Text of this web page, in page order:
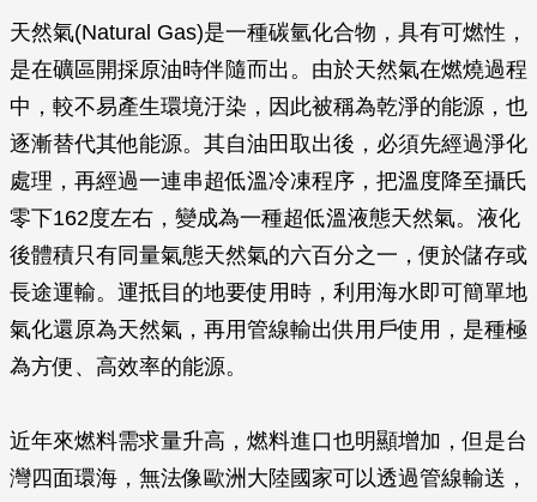
天然氣(Natural Gas)是一種碳氫化合物，具有可燃性，
是在礦區開採原油時伴隨而出。由於天然氣在燃燒過程
中，較不易產生環境汙染，因此被稱為乾淨的能源，也
逐漸替代其他能源。其自油田取出後，必須先經過淨化
處理，再經過一連串超低溫冷凍程序，把溫度降至攝氏
零下162度左右，變成為一種超低溫液態天然氣。液化
後體積只有同量氣態天然氣的六百分之一，便於儲存或
長途運輸。運抵目的地要使用時，利用海水即可簡單地
氣化還原為天然氣，再用管線輸出供用戶使用，是種極
為方便、高效率的能源。
近年來燃料需求量升高，燃料進口也明顯增加，但是台
灣四面環海，無法像歐洲大陸國家可以透過管線輸送，